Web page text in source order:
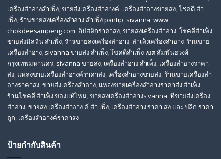
เครื่องสำอางสำเพ็ง, ขายส่งเครื่องสำอางค์, เครื่องสำอางขายส่ง, โชคดี สํา
เพ็ง, ร้านขายส่งเครื่องสําอาง สําเพ็ง pantip, sivanna, www
chokdeesampeng com, ลิปสติกราคาส่ง, ขายส่งเครื่องสำอาง, โชคดีสำเพ็ง,
ขายส่งมิสทีน สําเพ็ง, ร้านขายส่งเครื่องสำอาง, สําเพ็งเครื่องสําอาง, ร้านขาย
เครื่องสำอาง, sivanna ขายส่ง สําเพ็ง, โชคดีสำเพ็ง เขต สัมพันธวงศ์
กรุงเทพมหานคร, sivanna ขายส่ง, เครื่องสําอาง สําเพ็ง, เครื่องสําอางราคา
ส่ง, แหล่งขายเครื่องสําอางค์ราคาส่ง, เครื่องสําอางขายส่ง, ร้านขายเครื่องสํา
อางราคาส่ง, ขายส่งเครื่องสําอาง, แหล่งขายเครื่องสําอางราคาส่ง สําเพ็ง,
ร้านโชคดี สําเพ็ง ของแท้ไหม, ขายส่งเครื่องสําอางsivanna, ที่ขายส่งเครื่อง
สําอาง, ขายส่ง เครื่องสำอาง ค์ สำ เพ็ง, เครื่องสำอาง ราคา ส่ง และ ปลีก ราคา
ถูก, เครื่องสำอางค์ราคาส่ง
ป้ายกำกับสินค้า